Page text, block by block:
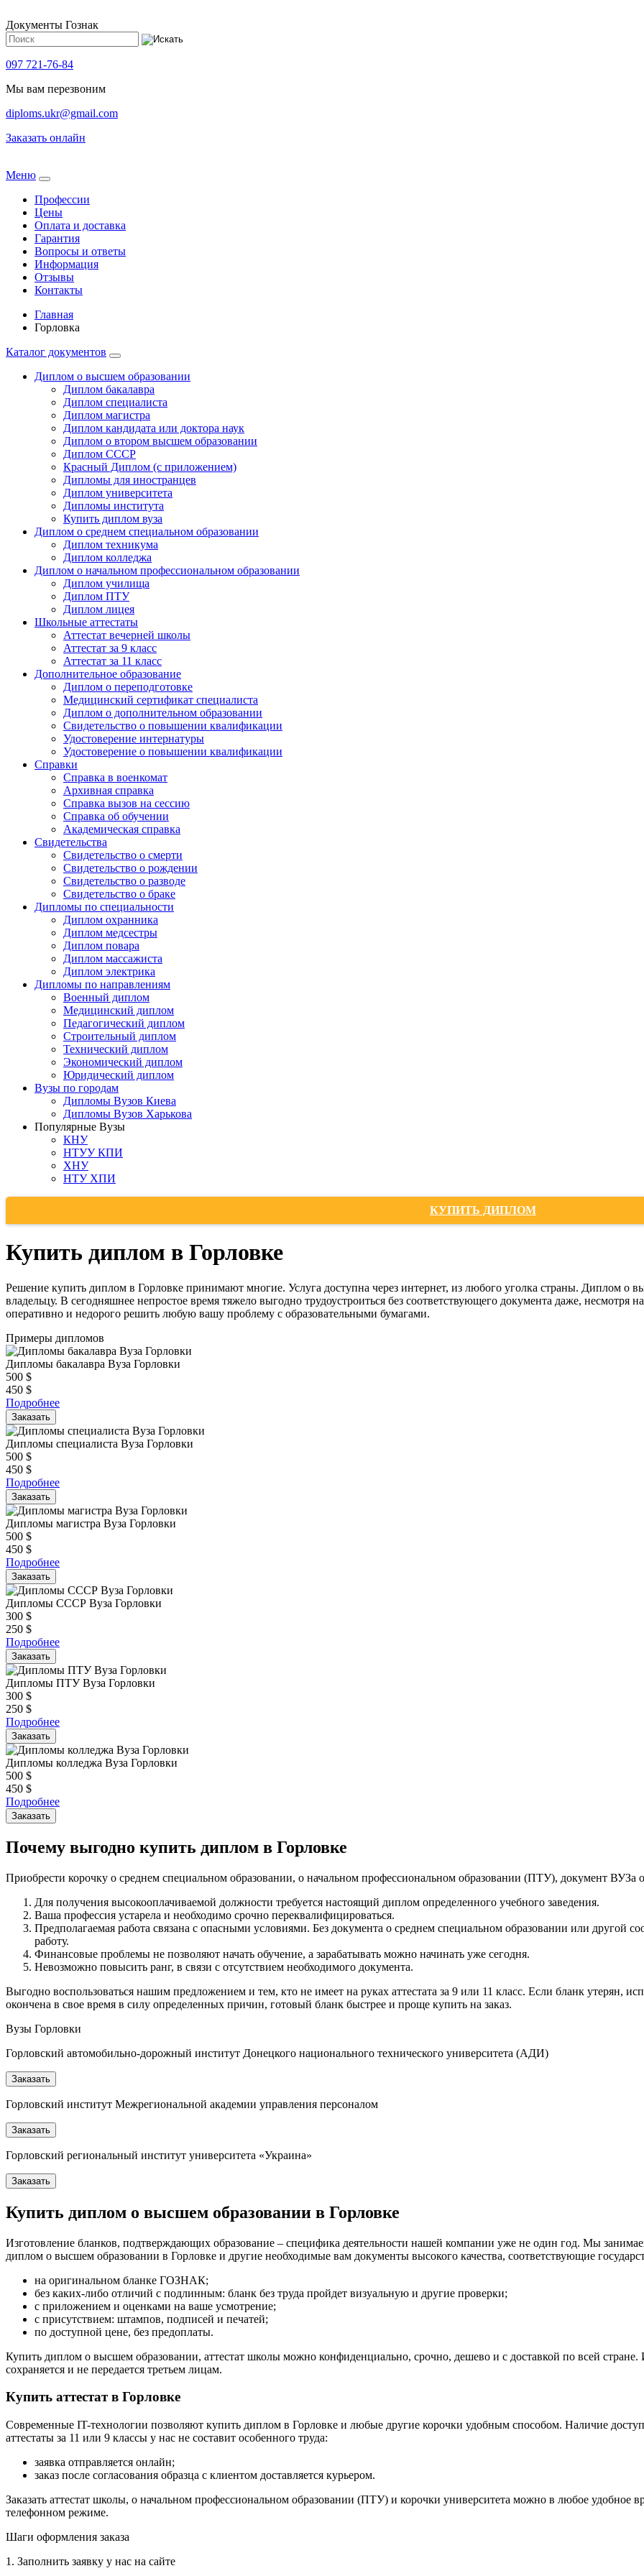
Документы Гознак
097 721-76-84
Мы вам перезвоним
diploms.ukr@gmail.com
Заказать онлайн
Meню
Профессии
Цены
Оплата и доставка
Гарантия
Вопросы и ответы
Информация
Отзывы
Контакты
Главная
Горловка
Каталог документов
Диплом о высшем образовании
Диплом бакалавра
Диплом специалиста
Диплом магистра
Диплом кандидата или доктора наук
Диплом о втором высшем образовании
Диплом СССР
Красный Диплом (с приложением)
Дипломы для иностранцев
Диплом университета
Дипломы института
Купить диплом вуза
Диплом о среднем специальном образовании
Диплом техникума
Диплом колледжа
Диплом о начальном профессиональном oбразовании
Диплом училища
Диплом ПТУ
Диплом лицея
Школьные аттестаты
Аттестат вечерней школы
Аттестат за 9 класс
Аттестат за 11 класс
Дополнительное образование
Диплом о переподготовке
Медицинский сертификат специалиста
Диплом о дополнительном образовании
Свидетельство о повышении квалификации
Удостоверение интернатуры
Удостоверение о повышении квалификации
Справки
Справка в военкомат
Архивная справка
Справка вызов на сессию
Справка об обучении
Академическая справка
Свидетельства
Свидетельство о смерти
Свидетельство о рождении
Свидетельство о разводе
Свидетельство о браке
Дипломы по специальности
Диплом охранника
Диплом медсестры
Диплом повара
Диплом массажиста
Диплом электрика
Дипломы по направлениям
Военный диплом
Медицинский диплом
Педагогический диплом
Строительный диплом
Технический диплом
Экономический диплом
Юридический диплом
Вузы по городам
Дипломы Вузов Киева
Дипломы Вузов Харькова
Популярные Вузы
КНУ
НТУУ КПИ
ХНУ
НТУ ХПИ
КУПИТЬ ДИПЛОМ
Купить диплом в Горловке
Решение купить диплом в Горловке принимают многие. Услуга доступна через интернет, из любого уголка страны. Диплом о
владельцу. В сегодняшнее непростое время тяжело выгодно трудоустроиться без соответствующего документа даже,
оперативно и недорого решить любую вашу проблему с образовательными бумагами.
Примеры дипломов
Дипломы бакалавра Вуза Горловки
500 $
450 $
Подробнее
Заказать
Дипломы специалиста Вуза Горловки
500 $
450 $
Подробнее
Заказать
Дипломы магистра Вуза Горловки
500 $
450 $
Подробнее
Заказать
Дипломы СССР Вуза Горловки
300 $
250 $
Подробнее
Заказать
Дипломы ПТУ Вуза Горловки
300 $
250 $
Подробнее
Заказать
Дипломы колледжа Вуза Горловки
500 $
450 $
Подробнее
Заказать
Почему выгодно купить диплом в Горловке
Приобрести корочку о среднем специальном образовании, о начальном профессиональном образовании (ПТУ), документ ВУЗа
Для получения высокооплачиваемой должности требуется настоящий диплом определенного учебного заведения.
Ваша профессия устарела и необходимо срочно переквалифицироваться.
Предполагаемая работа связана с опасными условиями. Без документа о среднем специальном образовании или другой
работу.
Финансовые проблемы не позволяют начать обучение, а зарабатывать можно начинать уже сегодня.
Невозможно повысить ранг, в связи с отсутствием необходимого документа.
Выгодно воспользоваться нашим предложением и тем, кто не имеет на руках аттестата за 9 или 11 класс. Если бланк утерян,
окончена в свое время в силу определенных причин, готовый бланк быстрее и проще купить на заказ.
Вузы Горловки
Горловский автомобильно-дорожный институт Донецкого национального технического университета (АДИ)
Заказать
Горловский институт Межрегиональной академии управления персоналом
Заказать
Горловский региональный институт университета «Украина»
Заказать
Купить диплом о высшем образовании в Горловке
Изготовление бланков, подтверждающих образование – специфика деятельности нашей компании уже не один год. Мы
диплом о высшем образовании в Горловке и другие необходимые вам документы высокого качества, соответствующие
на оригинальном бланке ГОЗНАК;
без каких-либо отличий с подлинным: бланк без труда пройдет визуальную и другие проверки;
с приложением и оценками на ваше усмотрение;
с присутствием: штампов, подписей и печатей;
по доступной цене, без предоплаты.
Купить диплом о высшем образовании, аттестат школы можно конфиденциально, срочно, дешево и с доставкой по всей
сохраняется и не передается третьем лицам.
Купить аттестат в Горловке
Современные IT-технологии позволяют купить диплом в Горловке и любые другие корочки удобным способом. Наличие
аттестаты за 11 или 9 классы у нас не составит особенного труда:
заявка отправляется онлайн;
заказ после согласования образца с клиентом доставляется курьером.
Заказать аттестат школы, о начальном профессиональном образовании (ПТУ) и корочки университета можно в любое удобное
телефонном режиме.
Шаги оформления заказа
1. Заполнить заявку у нас на сайте